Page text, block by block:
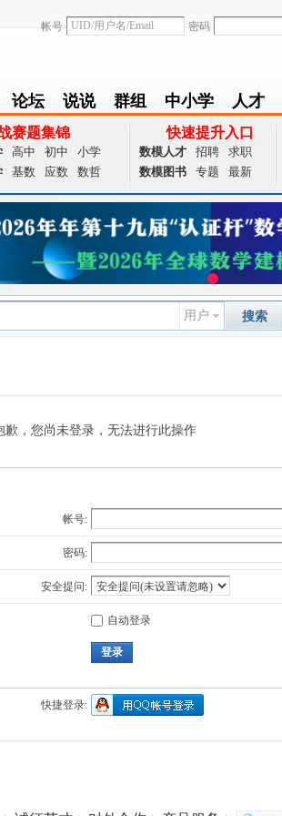
帐号
密码
论坛
BBS
说说
Follow
群组
group
中小学
zxx
人才
achieve
赛题集锦
高中 初中
小学
基数 应数 数哲
快速提升入口
数模人才 招聘
求职
数模图书
专题 最新
用户 搜索
歉，您尚未登录，无法进行此操作
帐号:
密码:
安全提问:
自动登录
登录
快捷登录: